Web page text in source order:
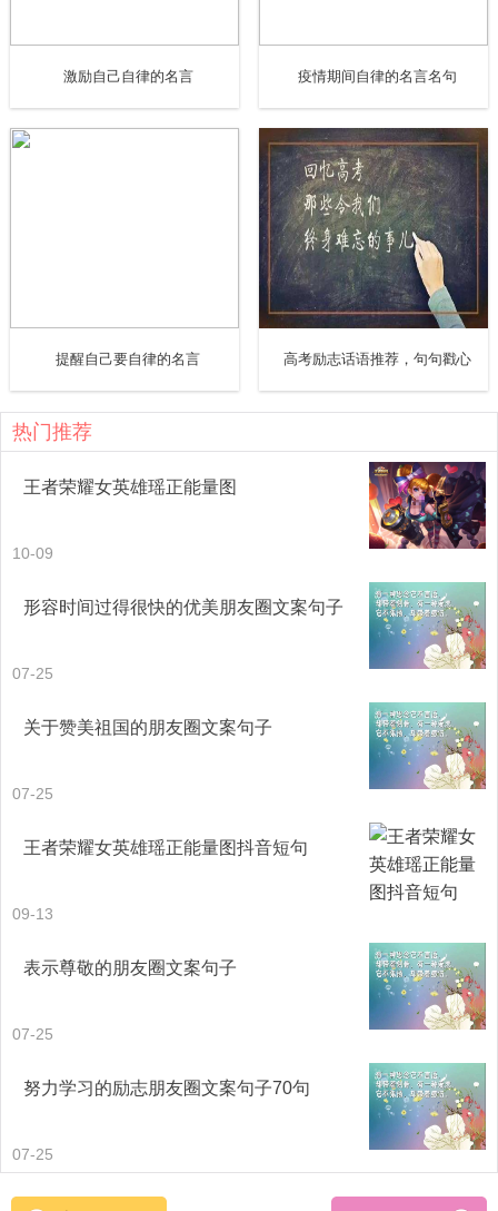
开梦想 才能 知己知彼 规划人生道路作者：王迪舜
14. 公司是船，我们是水手，让船乘风破浪、安全前行，是
15. 若你在岸上找不到方向，不妨奔向海洋，或许很意外，
看到你能乘风破浪，英姿飒爽，寻寻觅觅，来到一片属于你
16. 青春就像卫生纸，看着挺多的，用着用着就不够。
17. 积极思考造成积极人生，消极思考造成消极人生。
18. 愿少年，乘风破浪，他日毋忘化雨功。作者：汪曾祺
19. 大部分的恐惧与懒惰有关，这句我深以为然。我们常常
境，懒得去学习新的知识。
20. 失败培养了你的忍耐力，困难磨出来你的意志力，对手
会使你学会乘风破浪而毫无怯意，对手迫使你越来越勇敢地
接受暴风雨的洗礼。当让暴风雨来得更猛烈些吧成为你的心
声时，那时的你是勇敢的，因为你想磨练自己。
21. 人一生总要经历潮起潮落大风大浪，不要被现在遇到的
困惑所影响，毕竟未来还有很多大风大浪等着我去乘风破浪
丶
22. 我想乘风破浪去找到你，为了找到你，我会一刻也不停
地努力，我总觉得，我多努力一点，就会离你近一点。
23. 你是我的天涯海角，我流浪了好久，却到达不了。我曾
骄傲自己是乘风破浪的航船，直到遇见你，我才明了，你是
海天相接处那道优雅的弧线，我永远都触摸不到。
24. 问天问地问命运、不如问自是虔诚。心中有舵船自稳、
激励自己自律的名言 疫情期间自律的名言名句
提醒自己要自律的名言 高考励志话语推荐，句句戳心
热门推荐
王者荣耀女英雄瑶正能量图
10-09
形容时间过得很快的优美朋友圈文案句子
07-25
关于赞美祖国的朋友圈文案句子
07-25
王者荣耀女英雄瑶正能量图抖音短句
09-13
表示尊敬的朋友圈文案句子
07-25
努力学习的励志朋友圈文案句子70句
07-25